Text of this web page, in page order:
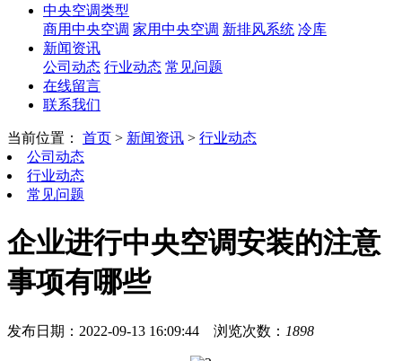
中央空调类型
商用中央空调 家用中央空调 新排风系统 冷库
新闻资讯
公司动态 行业动态 常见问题
在线留言
联系我们
当前位置： 首页 > 新闻资讯 > 行业动态
公司动态
行业动态
常见问题
企业进行中央空调安装的注意
事项有哪些
发布日期：2022-09-13 16:09:44 浏览次数： 1898